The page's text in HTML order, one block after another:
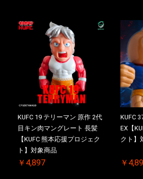
KUFC 19 テリーマン 原作 2代
目キン肉マングレート 長髪
【KUFC 熊本応援プロジェク
ト】対象商品
￥4,897
KUFC
EX【
クト】
￥